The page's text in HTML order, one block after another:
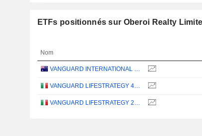
ETFs positionnés sur Oberoi Realty
Nom
VANGUARD INTERNATIONAL EQUITY INDEX FUNDS - VANGUARD FTSE ALL-WORLD EX-US ETF
VANGUARD LIFESTRATEGY 40% EQUITY UCITS ETF - DISTRIBUTING - EUR
VANGUARD LIFESTRATEGY 20% EQUITY UCITS ETF - DISTRIBUTING - EUR